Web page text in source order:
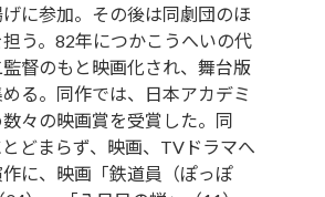
に参加。その後は同劇団のほ
う。82年につかこうへいの代
督のもと映画化され、舞台版
る。同作では、日本アカデミ
々の映画賞を受賞した。同
どまらず、映画、TVドラマへ
に、映画「鉄道員（ぽっぽ